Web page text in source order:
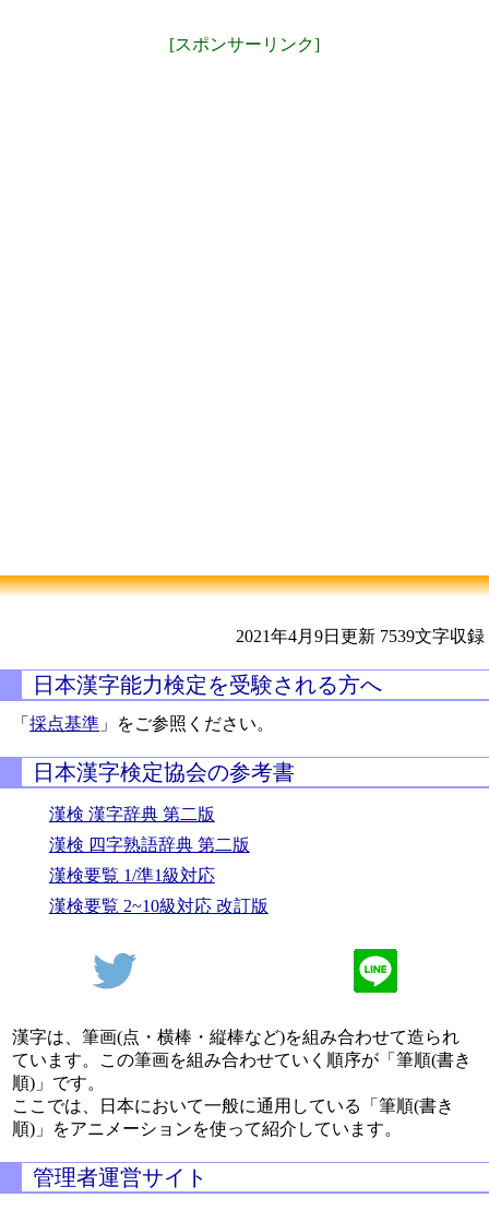
[スポンサーリンク]
2021年4月9日更新 7539文字収録
日本漢字能力検定を受験される方へ
「採点基準 」をご参照ください。
日本漢字検定協会の参考書
漢検 漢字辞典 第二版
漢検 四字熟語辞典 第二版
漢検要覧 1/準1級対応
漢検要覧 2~10級対応 改訂版
漢字は、筆画(点・横棒・縦棒など)を組み合わせて造られ
ています。この筆画を組み合わせていく順序が「筆順(書き
順)」です。
ここでは、日本において一般に通用している「筆順(書き
順)」をアニメーションを使って紹介しています。
管理者運営サイト